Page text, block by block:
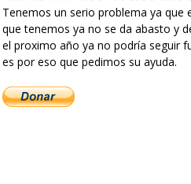
Tenemos un serio problema ya que
que tenemos ya no se da abasto y
el proximo año ya no podría seguir
es por eso que pedimos su ayuda.